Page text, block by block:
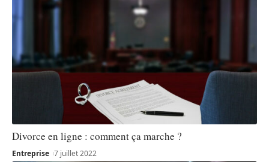
Divorce en ligne : comment ça marche ?
Entreprise 7 juillet 2022